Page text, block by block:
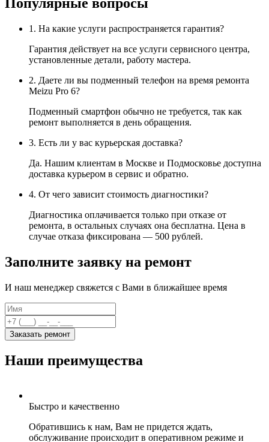
1. На какие услуги распространяется гарантия?
Гарантия действует на все услуги сервисного центра,
установленные детали, работу мастера.
2. Даете ли вы подменный телефон на время ремонта
Meizu Pro 6?
Подменный смартфон обычно не требуется, так как
ремонт выполняется в день обращения.
3. Есть ли у вас курьерская доставка?
Да. Нашим клиентам в Москве и Подмосковье доступна
доставка курьером в сервис и обратно.
4. От чего зависит стоимость диагностики?
Диагностика оплачивается только при отказе от
ремонта, в остальных случаях она бесплатна. Цена в
случае отказа фиксирована — 500 рублей.
Заполните заявку на ремонт
И наш менеджер свяжется с Вами в ближайшее время
Заказать ремонт
Наши преимущества
Быстро и качественно
Обратившись к нам, Вам не придется ждать,
обслуживание происходит в оперативном режиме и